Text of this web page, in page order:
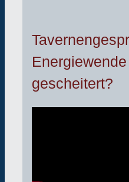
gescheitert?